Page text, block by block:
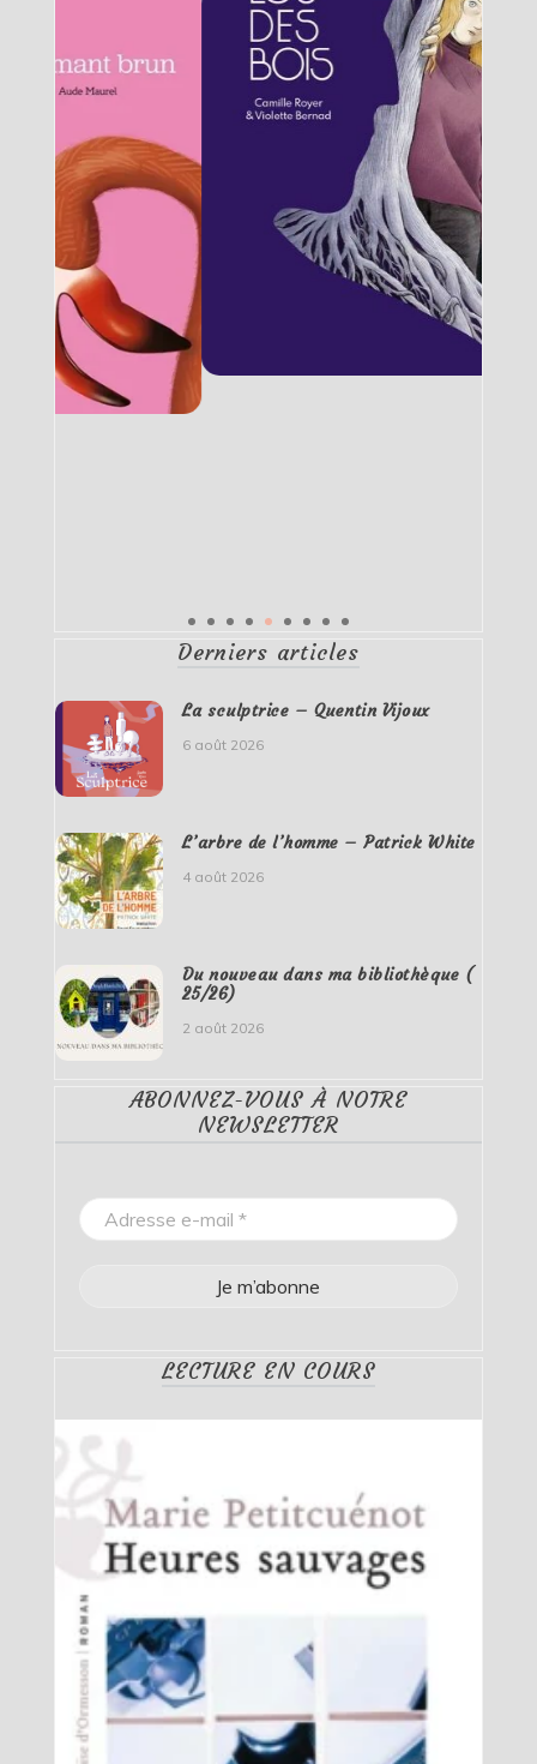
Derniers articles
La sculptrice – Quentin Vijoux
6 août 2026
L’arbre de l’homme – Patrick White
4 août 2026
Du nouveau dans ma bibliothèque (
25/26)
2 août 2026
ABONNEZ-VOUS À NOTRE
NEWSLETTER
LECTURE EN COURS